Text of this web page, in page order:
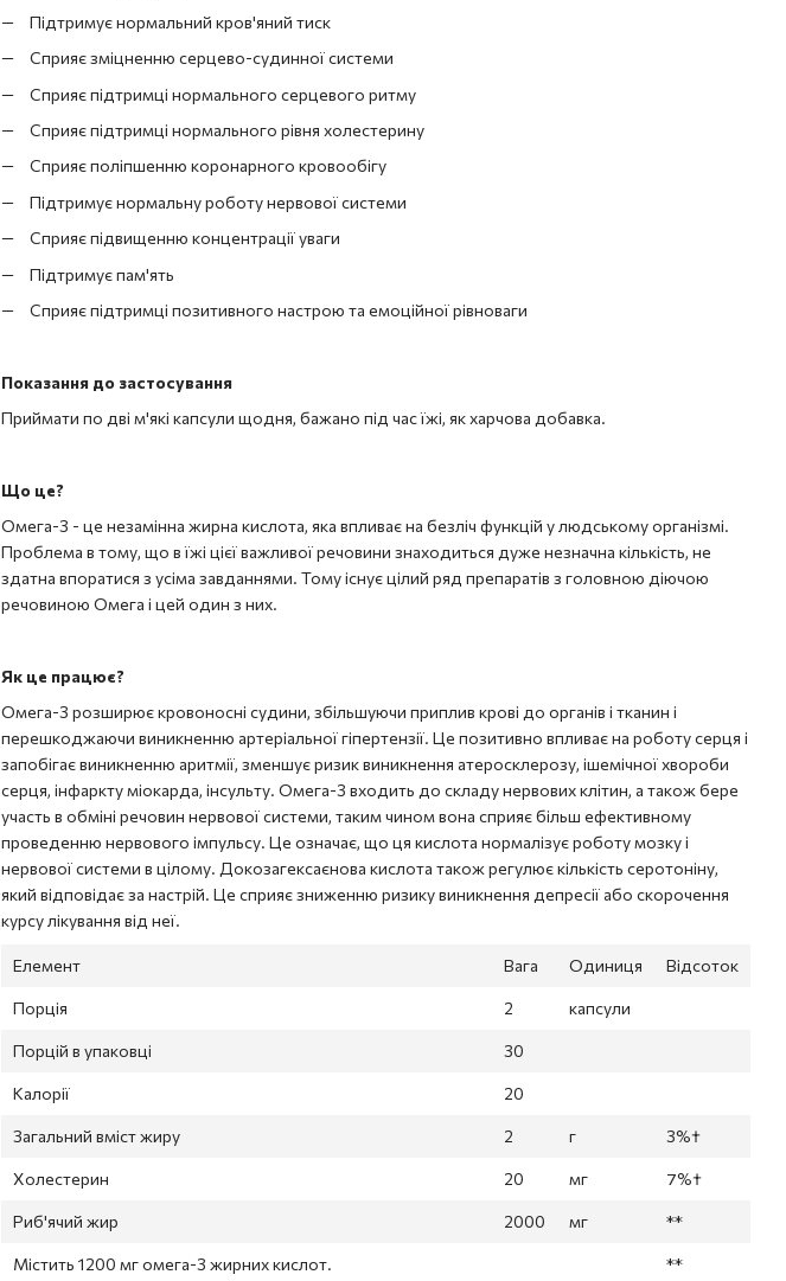
Підтримує нормальний кров'яний тиск
Сприяє зміцненню серцево-судинної системи
Сприяє підтримці нормального серцевого ритму
Сприяє підтримці нормального рівня холестерину
Сприяє поліпшенню коронарного кровообігу
Підтримує нормальну роботу нервової системи
Сприяє підвищенню концентрації уваги
Підтримує пам'ять
Сприяє підтримці позитивного настрою та емоційної рівноваги
Показання до застосування
Приймати по дві м'які капсули щодня, бажано під час їжі, як харчова добавка.
Що це?
Омега-3 - це незамінна жирна кислота, яка впливає на безліч функцій у людському організмі.
Проблема в тому, що в їжі цієї важливої речовини знаходиться дуже незначна кількість, не
здатна впоратися з усіма завданнями. Тому існує цілий ряд препаратів з головною діючою
речовиною Омега і цей один з них.
Як це працює?
Омега-3 розширює кровоносні судини, збільшуючи приплив крові до органів і тканин і
перешкоджаючи виникненню артеріальної гіпертензії. Це позитивно впливає на роботу серця і
запобігає виникненню аритмії, зменшує ризик виникнення атеросклерозу, ішемічної хвороби
серця, інфаркту міокарда, інсульту. Омега-3 входить до складу нервових клітин, а також бере
участь в обміні речовин нервової системи, таким чином вона сприяє більш ефективному
проведенню нервового імпульсу. Це означає, що ця кислота нормалізує роботу мозку і
нервової системи в цілому. Докозагексаєнова кислота також регулює кількість серотоніну,
який відповідає за настрій. Це сприяє зниженню ризику виникнення депресії або скорочення
курсу лікування від неї.
Елемент Вага Одиниця Відсоток
Порція 2 капсули
Порцій в упаковці 30
Калорії 20
Загальний вміст жиру 2 г 3%†
Холестерин 20 мг 7%†
Риб'ячий жир 2000 мг **
Містить 1200 мг омега-3 жирних кислот. **